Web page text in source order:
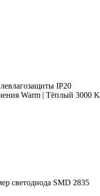
IP20
Warm | Тёплый 3000 K
светодиода SMD 2835